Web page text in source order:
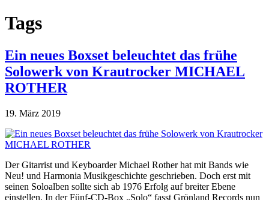
Tags
Ein neues Boxset beleuchtet das frühe
Solowerk von Krautrocker MICHAEL
ROTHER
19. März 2019
Der Gitarrist und Keyboarder Michael Rother hat mit Bands wie
Neu! und Harmonia Musikgeschichte geschrieben. Doch erst mit
seinen Soloalben sollte sich ab 1976 Erfolg auf breiter Ebene
einstellen. In der Fünf-CD-Box „Solo“ fasst Grönland Records nun